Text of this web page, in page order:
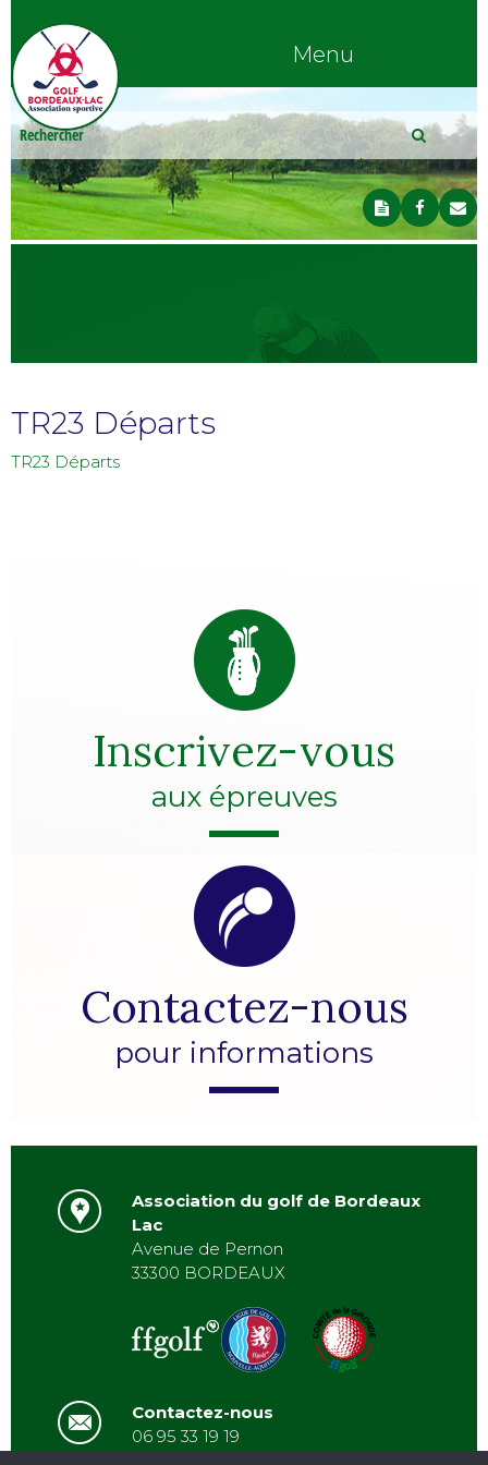
Menu
TR23 Départs
TR23 Départs
Inscrivez-vous
aux épreuves
Contactez-nous
pour informations
Association du golf de Bordeaux
Lac
Avenue de Pernon
33300 BORDEAUX
Contactez-nous
06 95 33 19 19